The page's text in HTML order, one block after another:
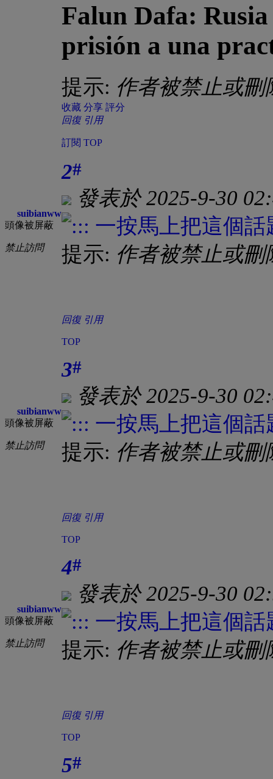
Falun Dafa: Rusia
prisión a una
提示: 作者被禁止或
收藏 分享 評分
回復 引用
訂閱 TOP
suibianww
頭像被屏蔽
禁止訪問
2#
發表於 2025-9-30
提示: 作者被禁止或
回復 引用
TOP
suibianww
頭像被屏蔽
禁止訪問
3#
發表於 2025-9-30
提示: 作者被禁止或
回復 引用
TOP
suibianww
頭像被屏蔽
禁止訪問
4#
發表於 2025-9-30
提示: 作者被禁止或
回復 引用
TOP
5#